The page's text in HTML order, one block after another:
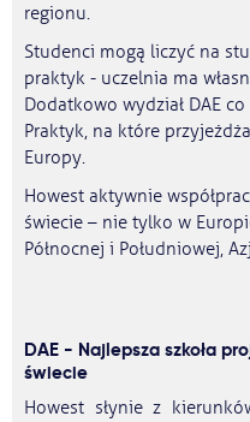
regionu.
Studenci mogą liczyć na
praktyk - uczelnia ma
Dodatkowo wydział DAE
Praktyk, na które
Europy.
Howest aktywnie
świecie – nie tylko w
Północnej i Południowej,
DAE - Najlepsza szkoła
świecie
Howest słynie z